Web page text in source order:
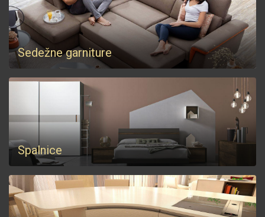
Sedežne garniture
Spalnice